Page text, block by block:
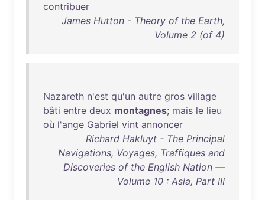
contribuer
James Hutton - Theory of the Earth,
Volume 2 (of 4)
Nazareth n'est qu'un autre gros village
bâti entre deux montagnes; mais le lieu
où l'ange Gabriel vint annoncer
Richard Hakluyt - The Principal
Navigations, Voyages, Traffiques and
Discoveries of the English Nation —
Volume 10 : Asia, Part III